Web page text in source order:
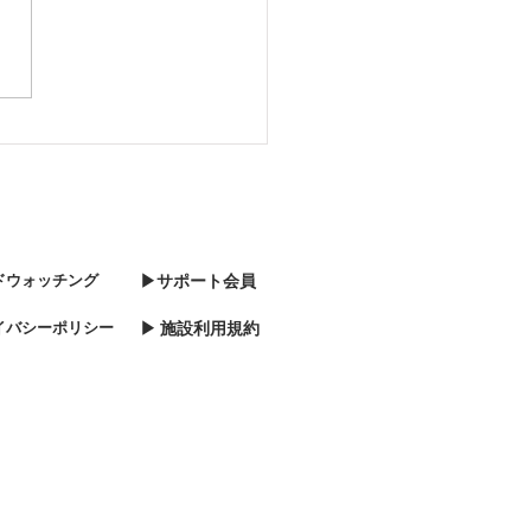
ォッチング
シーポリシー
▶サポート会員
▶ 施設利用規約